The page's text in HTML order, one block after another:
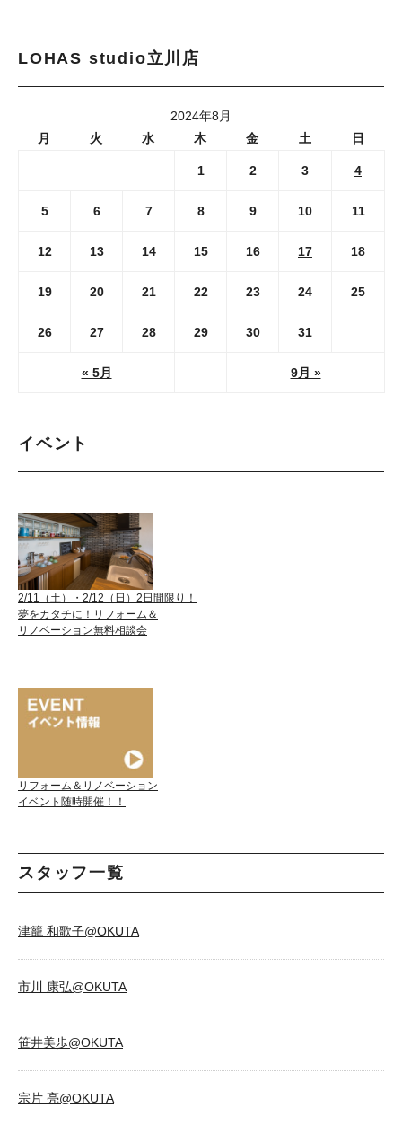
LOHAS studio立川店
2024年8月
月
火 水 木 金 土 日
« 5月 9月 »
1 2 3 4
5 6 7 8 9 10 11
12 13 14 15 16 17 18
19 20 21 22 23 24 25
26 27 28 29 30 31
イベント
2/11（土）・2/12（日）2日間限り！
夢をカタチに！リフォーム＆
リノベーション無料相談会
リフォーム＆リノベーション
イベント随時開催！！
スタッフ一覧
津籠 和歌子@OKUTA
市川 康弘@OKUTA
笹井美歩@OKUTA
宗片 亮@OKUTA